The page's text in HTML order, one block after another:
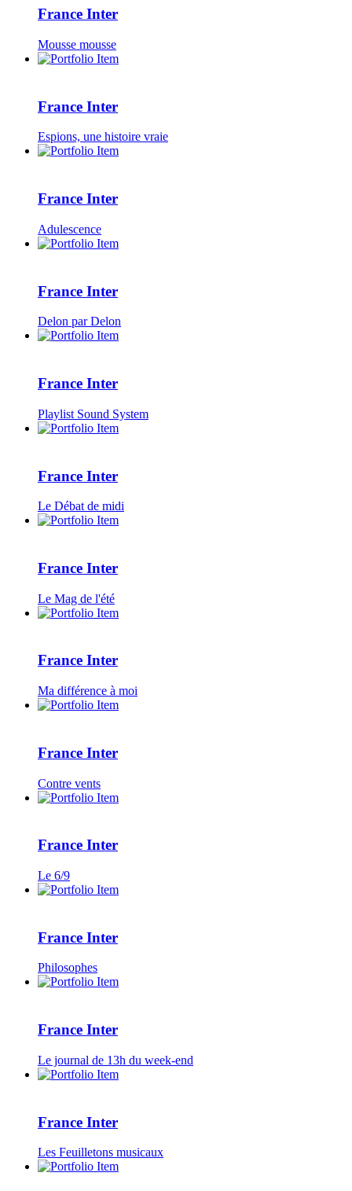
France Inter
Mousse mousse
France Inter
Espions, une histoire vraie
France Inter
Adulescence
France Inter
Delon par Delon
France Inter
Playlist Sound System
France Inter
Le Débat de midi
France Inter
Le Mag de l'été
France Inter
Ma différence à moi
France Inter
Contre vents
France Inter
Le 6/9
France Inter
Philosophes
France Inter
Le journal de 13h du week-end
France Inter
Les Feuilletons musicaux